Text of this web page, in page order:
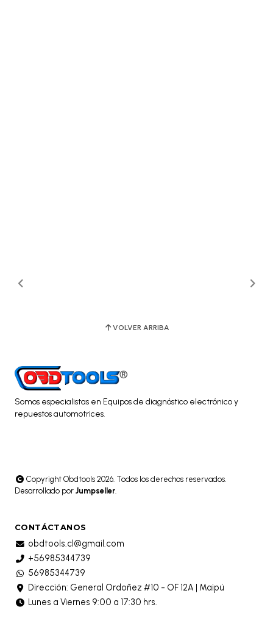
VOLVER ARRIBA
Somos especialistas en Equipos de diagnóstico electrónico y
repuestos automotrices.
Copyright Obdtools 2026. Todos los derechos reservados.
Desarrollado por Jumpseller
CONTÁCTANOS
obdtools.cl@gmail.com
+56985344739
56985344739
Dirección: General Ordoñez #10 - OF 12A | Maipú
Lunes a Viernes 9:00 a 17:30 hrs.